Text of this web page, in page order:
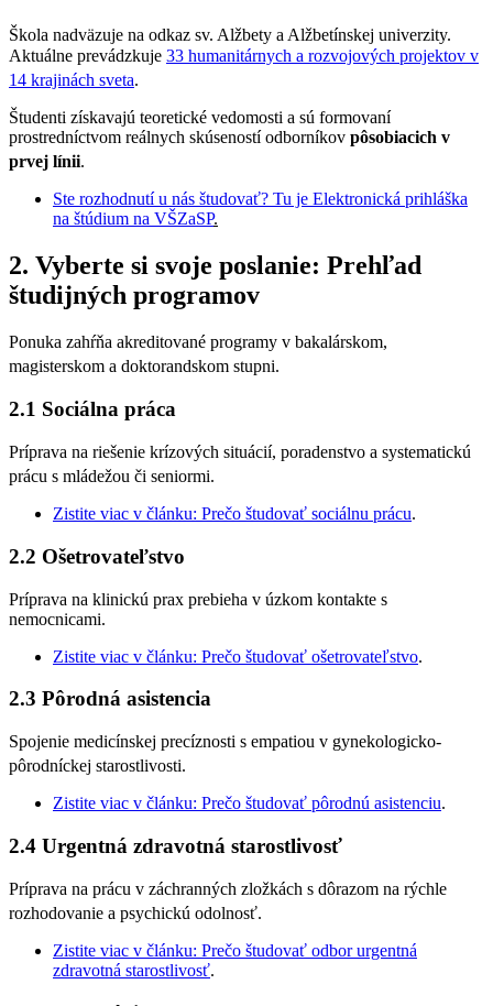
Škola nadväzuje na odkaz sv. Alžbety a Alžbetínskej univerzity.
Aktuálne prevádzkuje 33 humanitárnych a rozvojových projektov v
14 krajinách sveta.
Študenti získavajú teoretické vedomosti a sú formovaní
prostredníctvom reálnych skúseností odborníkov pôsobiacich v
prvej línii.
Ste rozhodnutí u nás študovať? Tu je Elektronická prihláška
na štúdium na VŠZaSP.
2. Vyberte si svoje poslanie: Prehľad
študijných programov
Ponuka zahŕňa akreditované programy v bakalárskom,
magisterskom a doktorandskom stupni.
2.1 Sociálna práca
Príprava na riešenie krízových situácií, poradenstvo a systematickú
prácu s mládežou či seniormi.
Zistite viac v článku: Prečo študovať sociálnu prácu.
2.2 Ošetrovateľstvo
Príprava na klinickú prax prebieha v úzkom kontakte s
nemocnicami.
Zistite viac v článku: Prečo študovať ošetrovateľstvo.
2.3 Pôrodná asistencia
Spojenie medicínskej precíznosti s empatiou v gynekologicko-
pôrodníckej starostlivosti.
Zistite viac v článku: Prečo študovať pôrodnú asistenciu.
2.4 Urgentná zdravotná starostlivosť
Príprava na prácu v záchranných zložkách s dôrazom na rýchle
rozhodovanie a psychickú odolnosť.
Zistite viac v článku: Prečo študovať odbor urgentná
zdravotná starostlivosť.